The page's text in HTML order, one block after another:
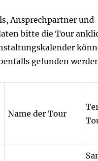
Ansprechpartner und
bitte die Tour
gefunden
Name der Tour